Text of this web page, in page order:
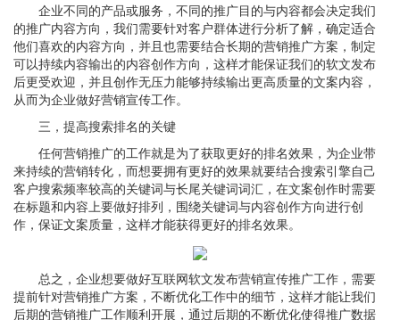
企业不同的产品或服务，不同的推广目的与内容都会决定我们
的推广内容方向，我们需要针对客户群体进行分析了解，确定适合
他们喜欢的内容方向，并且也需要结合长期的营销推广方案，制定
可以持续内容输出的内容创作方向，这样才能保证我们的软文发布
后更受欢迎，并且创作无压力能够持续输出更高质量的文案内容，
从而为企业做好营销宣传工作。
三，提高搜索排名的关键
任何营销推广的工作就是为了获取更好的排名效果，为企业带
来持续的营销转化，而想要拥有更好的效果就要结合搜索引擎自己
客户搜索频率较高的关键词与长尾关键词词汇，在文案创作时需要
在标题和内容上要做好排列，围绕关键词与内容创作方向进行创
作，保证文案质量，这样才能获得更好的排名效果。
总之，企业想要做好互联网软文发布营销宣传推广工作，需要
提前针对营销推广方案，不断优化工作中的细节，这样才能让我们
后期的营销推广工作顺利开展，通过后期的不断优化使得推广数据